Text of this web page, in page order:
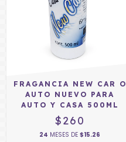
FRAGANCIA NEW CAR O
AUTO NUEVO PARA
AUTO Y CASA 500ML
$260
24 MESES DE$15.26